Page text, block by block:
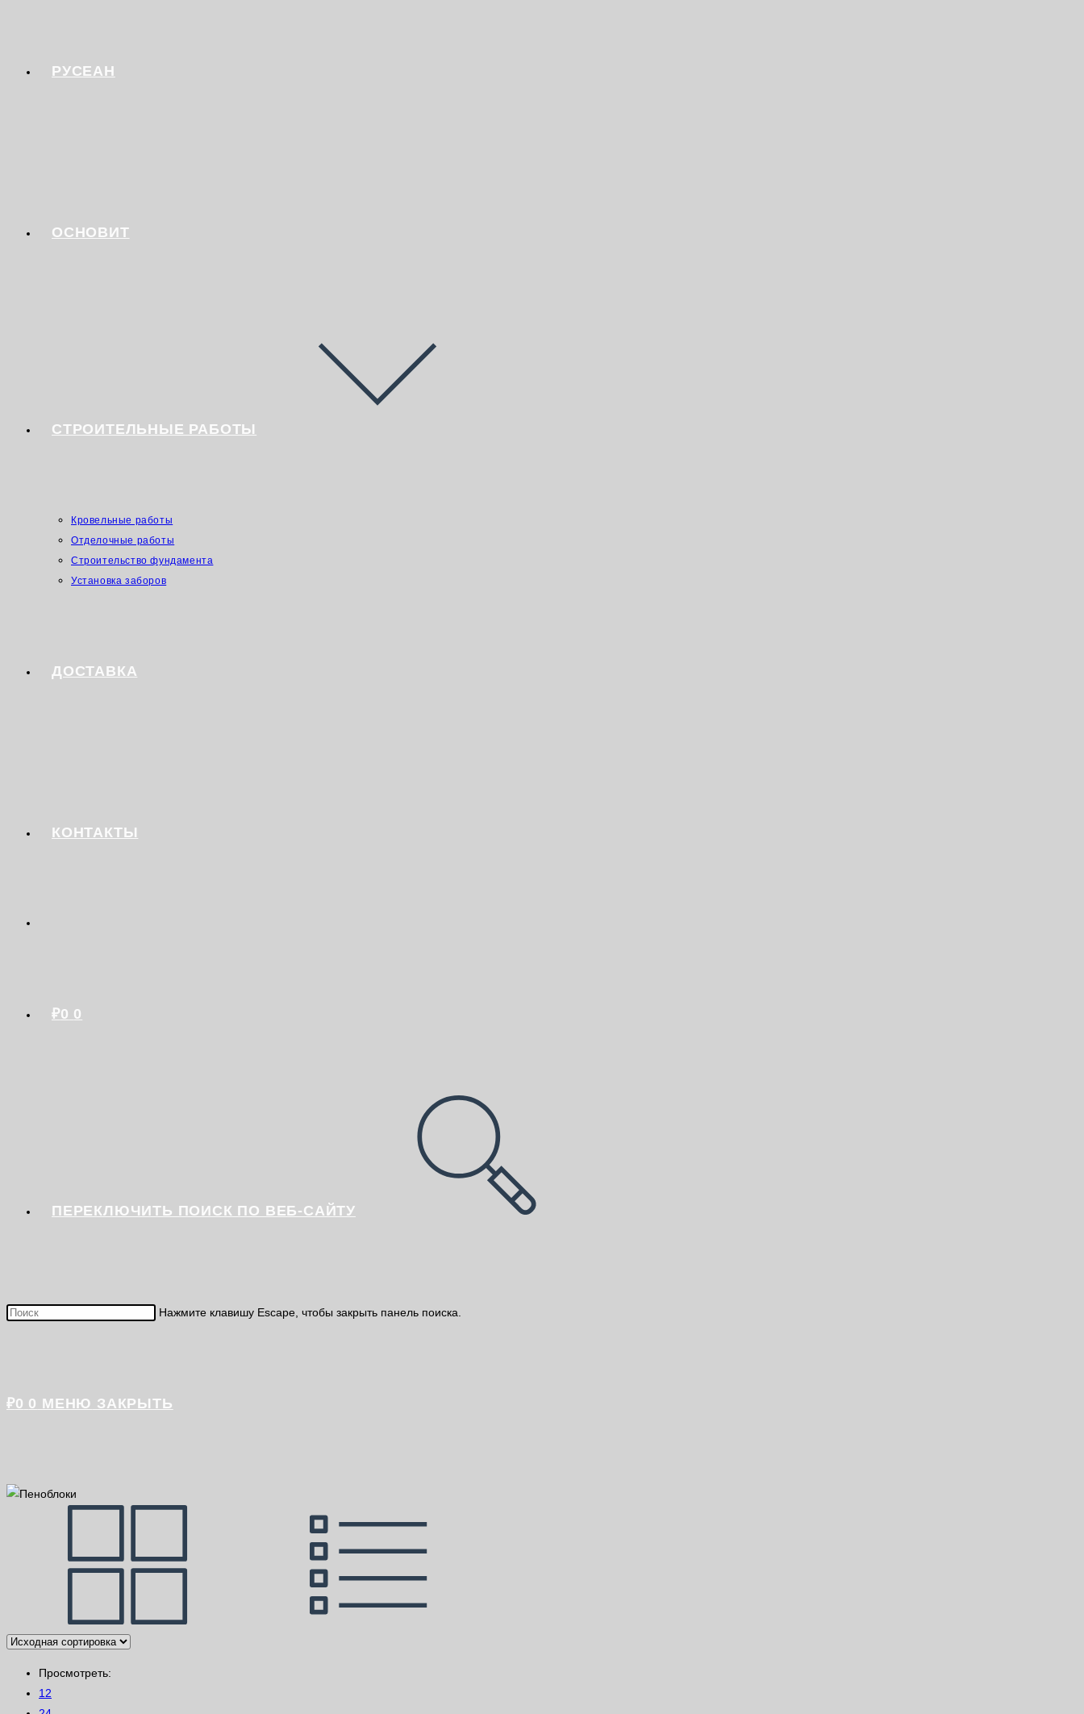
РУСЕАН
ОСНОВИТ
СТРОИТЕЛЬНЫЕ РАБОТЫ
Кровельные работы
Отделочные работы
Строительство фундамента
Установка заборов
ДОСТАВКА
КОНТАКТЫ
₽0 0
ПЕРЕКЛЮЧИТЬ ПОИСК ПО ВЕБ-САЙТУ
Нажмите клавишу Escape, чтобы закрыть панель поиска.
₽0 0 МЕНЮ ЗАКРЫТЬ
Просмотреть:
12